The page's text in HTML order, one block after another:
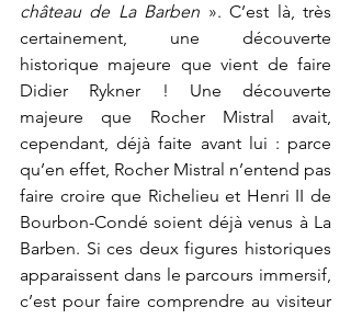
château de La Barben ». C’est là, très
certainement, une découverte
historique majeure que vient de faire
Didier Rykner ! Une découverte
majeure que Rocher Mistral avait,
cependant, déjà faite avant lui : parce
qu’en effet, Rocher Mistral n’entend pas
faire croire que Richelieu et Henri II de
Bourbon-Condé soient déjà venus à La
Barben. Si ces deux figures historiques
apparaissent dans le parcours immersif,
c’est pour faire comprendre au visiteur